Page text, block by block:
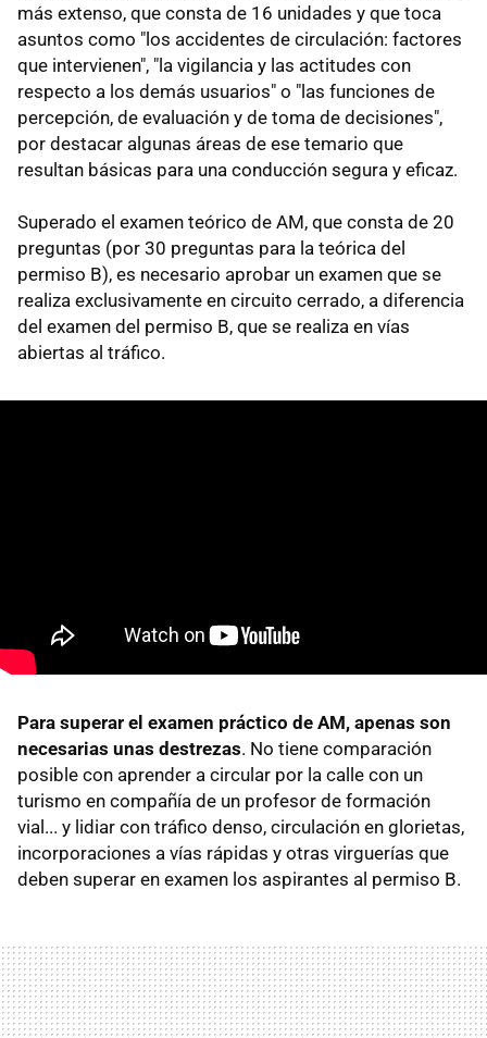
más extenso, que consta de 16 unidades y que toca
asuntos como "los accidentes de circulación: factores
que intervienen", "la vigilancia y las actitudes con
respecto a los demás usuarios" o "las funciones de
percepción, de evaluación y de toma de decisiones",
por destacar algunas áreas de ese temario que
resultan básicas para una conducción segura y eficaz.
Superado el examen teórico de AM, que consta de 20
preguntas (por 30 preguntas para la teórica del
permiso B), es necesario aprobar un examen que se
realiza exclusivamente en circuito cerrado, a diferencia
del examen del permiso B, que se realiza en vías
abiertas al tráfico.
Para superar el examen práctico de AM, apenas son
necesarias unas destrezas. No tiene comparación
posible con aprender a circular por la calle con un
turismo en compañía de un profesor de formación
vial... y lidiar con tráfico denso, circulación en glorietas,
incorporaciones a vías rápidas y otras virguerías que
deben superar en examen los aspirantes al permiso B.